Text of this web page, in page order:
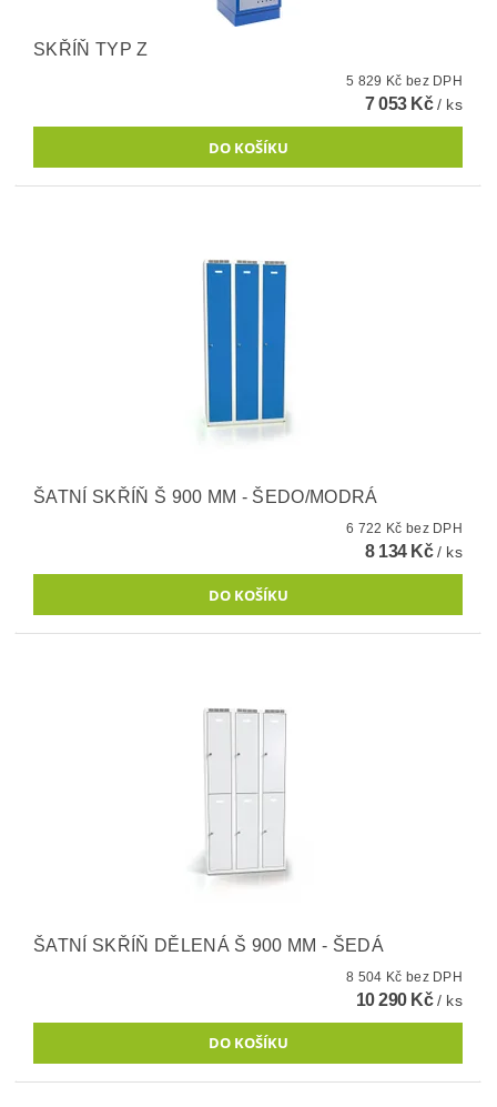
SKŘÍŇ TYP Z
5 829 Kč bez DPH
7 053 Kč/ ks
ŠATNÍ SKŘÍŇ Š 900 MM - ŠEDO/MODRÁ
6 722 Kč bez DPH
8 134 Kč/ ks
ŠATNÍ SKŘÍŇ DĚLENÁ Š 900 MM - ŠEDÁ
8 504 Kč bez DPH
10 290 Kč/ ks